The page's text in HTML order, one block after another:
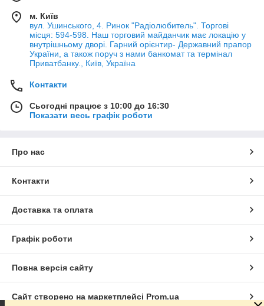
м. Київ
вул. Ушинського, 4. Ринок "Радіолюбитель". Торгові
місця: 594-598. Наш торговий майданчик має локацію у
внутрішньому дворі. Гарний орієнтир- Державний прапор
України, а також поруч з нами банкомат та термінал
Приватбанку., Київ, Україна
Контакти
Сьогодні працює з 10:00 до 16:30
Показати весь графік роботи
Про нас
Контакти
Доставка та оплата
Графік роботи
Повна версія сайту
Сайт створено на маркетплейсі Prom.ua